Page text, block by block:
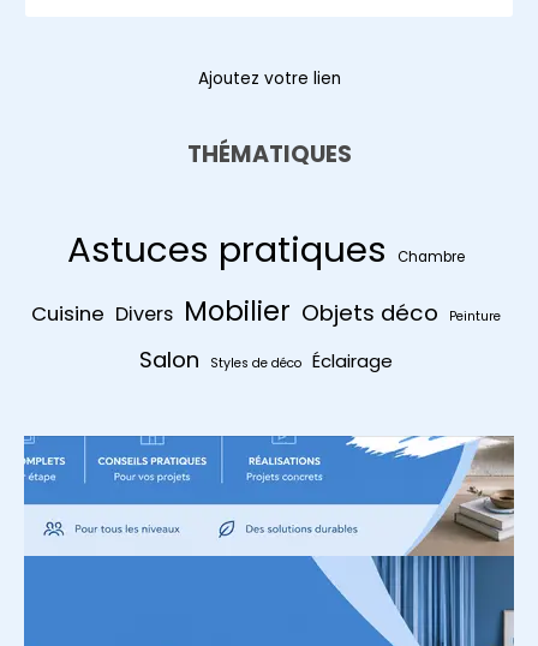
Ajoutez votre lien
THÉMATIQUES
Astuces pratiques Chambre
Cuisine Divers Mobilier Objets déco Peinture
Salon Styles de déco Éclairage